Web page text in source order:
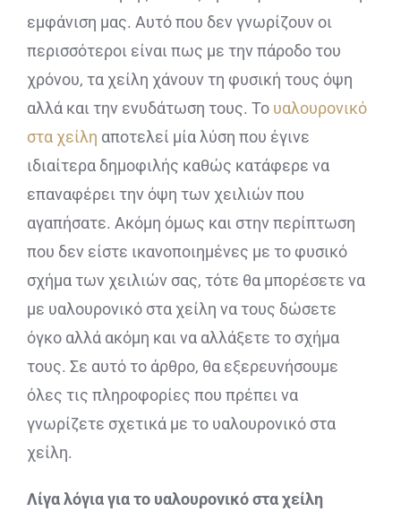
εμφάνιση μας. Αυτό που δεν γνωρίζουν οι
περισσότεροι είναι πως με την πάροδο του
χρόνου, τα χείλη χάνουν τη φυσική τους όψη
αλλά και την ενυδάτωση τους. Το υαλουρονικό
στα χείλη αποτελεί μία λύση που έγινε
ιδιαίτερα δημοφιλής καθώς κατάφερε να
επαναφέρει την όψη των χειλιών που
αγαπήσατε. Ακόμη όμως και στην περίπτωση
που δεν είστε ικανοποιημένες με το φυσικό
σχήμα των χειλιών σας, τότε θα μπορέσετε να
με υαλουρονικό στα χείλη να τους δώσετε
όγκο αλλά ακόμη και να αλλάξετε το σχήμα
τους. Σε αυτό το άρθρο, θα εξερευνήσουμε
όλες τις πληροφορίες που πρέπει να
γνωρίζετε σχετικά με το υαλουρονικό στα
χείλη.
Λίγα λόγια για το υαλουρονικό στα χείλη